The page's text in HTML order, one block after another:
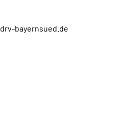
bayernsued.de